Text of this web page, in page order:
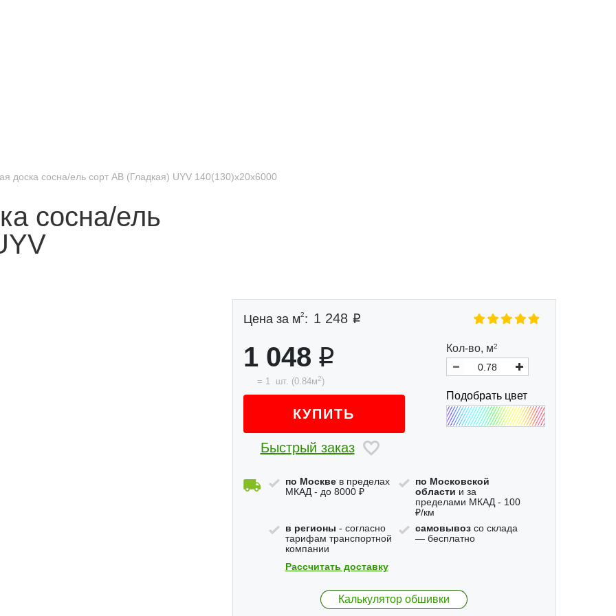
доска сосна/ель сорт AB (Гладкая) UYV 140(130)х20х6000
сосна/ель
Цена за м2: 1 248
1 048
= 1 шт. (0.84м2)
КУПИТЬ
Быстрый заказ
Кол-во, м2
Подобрать цвет
по Москвев пределах
МКАД - до 8000 ₽
по Московской
области и за
пределами МКАД - 100
₽/км
в регионы - согласно
тарифам транспортной
компании
самовывозсо склада
— бесплатно
Рассчитать доставку
Калькулятор обшивки